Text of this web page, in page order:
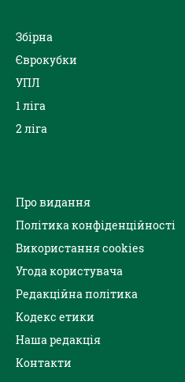
Збірна
Єврокубки
УПЛ
1 ліга
2 ліга
Про видання
Політика конфіденційності
Використання cookies
Угода користувача
Редакційна політика
Кодекс етики
Наша редакція
Контакти